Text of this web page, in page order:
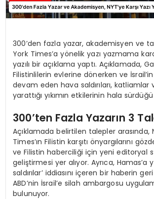
300’den fazla yazar, akademisyen ve
York Times’a yönelik yazı yazmama
yazılı bir açıklama yaptı. Açıklamada,
Filistinlilerin evlerine dönerken ve
devam eden hava saldırıları, katliamlar
yarattığı yıkımın etkilerinin hala
300’ten Fazla Yazarın 3
Açıklamada belirtilen talepler arasında,
Times’ın Filistin karşıtı önyargılarını
ve Filistin haberciliği için yeni editoryal
geliştirmesi yer alıyor. Ayrıca, Hamas’a
saldırılar’ iddiasını içeren bir haberin
ABD’nin İsrail’e silah ambargosu
bulunuyor.